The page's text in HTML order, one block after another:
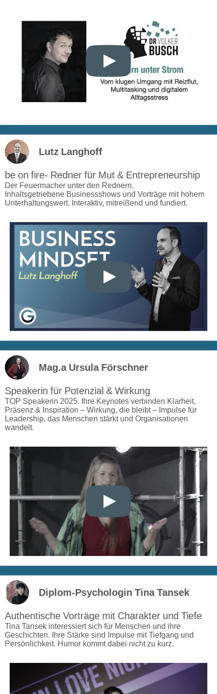
Lutz Langhoff
be on fire- Redner für Mut & Entrepreneurship
Der Feuermacher unter den Rednern.
Inhaltsgetriebene Businessshows und Vorträge mit hohem
Unterhaltungswert. Interaktiv, mitreißend und fundiert.
Mag.a Ursula Förschner
Speakerin für Potenzial & Wirkung
TOP Speakerin 2025. Ihre Keynotes verbinden Klarheit,
Präsenz & Inspiration – Wirkung, die bleibt – Impulse für
Leadership, das Menschen stärkt und Organisationen
wandelt.
Diplom-Psychologin Tina Tansek
Authentische Vorträge mit Charakter und Tiefe
Tina Tansek interessiert sich für Menschen und ihre
Geschichten. Ihre Stärke sind Impulse mit Tiefgang und
Persönlichkeit. Humor kommt dabei nicht zu kurz.